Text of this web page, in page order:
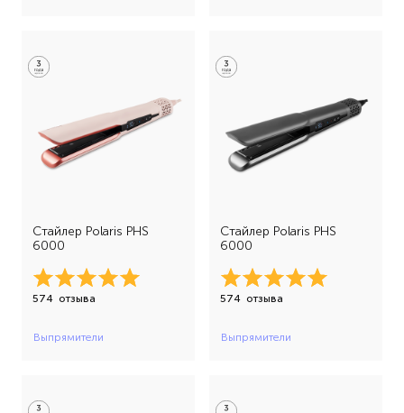
Стайлер Polaris PHS
6000
574 отзыва
Выпрямители
Стайлер Polaris PHS
6000
574 отзыва
Выпрямители